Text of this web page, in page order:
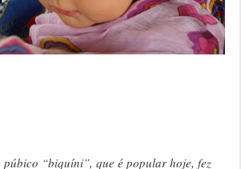
púbico “biquíni”, que é popular hoje, fez